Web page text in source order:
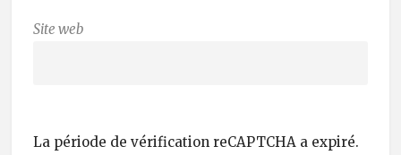
Site web
La période de vérification reCAPTCHA a expiré.